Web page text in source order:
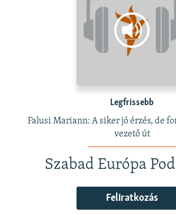
Legfrissebb
Falusi Mariann: A siker jó érzés, de
vezető út
Szabad Európa
Feliratkozás